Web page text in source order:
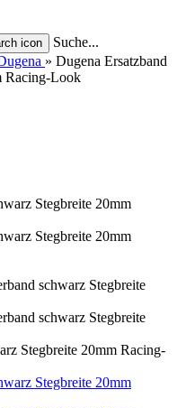
Suche...
» Dugena Ersatzband
Racing-Look
Stegbreite 20mm Racing-